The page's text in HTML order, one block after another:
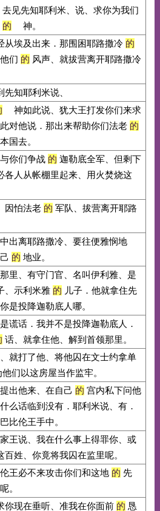
去见先知耶利米、说、求你为我们
的 神。
从埃及出来．那围困耶路撒冷 的
们 的 风声、就拔营离开耶路撒冷
先知耶利米说、
神如此说、犹大王打发你们来求
对他说．那出来帮助你们法老 的
国去。
你们争战 的 迦勒底全军、但剩下
各人从帐棚里起来、用火焚烧这
因怕法老 的 军队、拔营离开耶路
出离耶路撒冷、要往便雅悯地
的 地业。
里、有守门官、名叫伊利雅、是
、示利米雅 的 儿子．他就拿住先
是投降迦勒底人哪。
谎话．我并不是投降迦勒底人．
话、就拿住他、解到首领那里。
就打了他、将他囚在文士约拿单
们以这房屋当作监牢。
出他来、在自己 的 宫内私下问他
么话临到没有．耶利米说、有．
比伦王手中。
王说、我在什么事上得罪你、或
百姓、你竟将我囚在监里呢。
王必不来攻击你们和这地 的 先
。
你现在垂听、准我在你面前 的 恳